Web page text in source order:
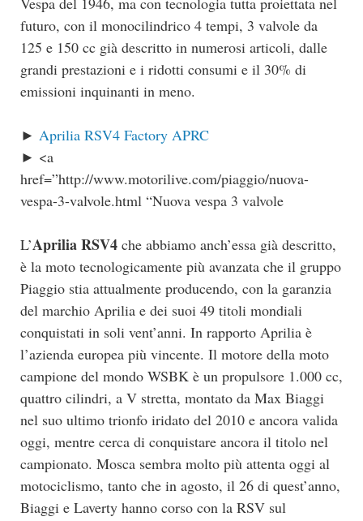
futuro, con il monocilindrico 4 tempi, 3 valvole da
125 e 150 cc già descritto in numerosi articoli, dalle
grandi prestazioni e i ridotti consumi e il 30% di
emissioni inquinanti in meno.
► Aprilia RSV4 Factory APRC
► <a
href=”http://www.motorilive.com/piaggio/nuova-
vespa-3-valvole.html “Nuova vespa 3 valvole
L’Aprilia RSV4 che abbiamo anch’essa già descritto,
è la moto tecnologicamente più avanzata che il gruppo
Piaggio stia attualmente producendo, con la garanzia
del marchio Aprilia e dei suoi 49 titoli mondiali
conquistati in soli vent’anni. In rapporto Aprilia è
l’azienda europea più vincente. Il motore della moto
campione del mondo WSBK è un propulsore 1.000 cc,
quattro cilindri, a V stretta, montato da Max Biaggi
nel suo ultimo trionfo iridato del 2010 e ancora valida
oggi, mentre cerca di conquistare ancora il titolo nel
campionato. Mosca sembra molto più attenta oggi al
motociclismo, tanto che in agosto, il 26 di quest’anno,
Biaggi e Laverty hanno corso con la RSV sul